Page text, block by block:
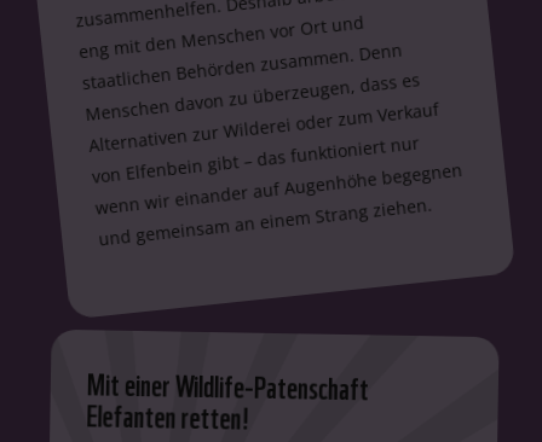
eng mit den Menschen vor Ort und
staatlichen Behörden zusammen. Denn
Menschen davon zu überzeugen, dass es
Alternativen zur Wilderei oder zum Verkauf
von Elfenbein gibt – das funktioniert nur
wenn wir einander auf Augenhöhe begegnen
und gemeinsam an einem Strang ziehen.
Mit einer Wildlife-Patenschaft
Elefanten retten!